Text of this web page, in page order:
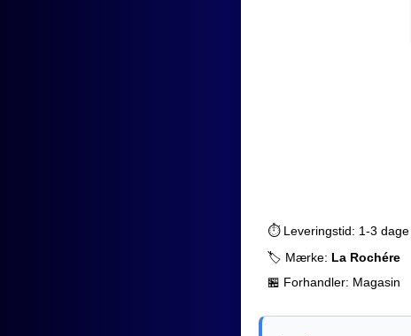
⏱️ Leveringstid: 1-3 dage
🏷️ Mærke: La Rochére
🏪 Forhandler: Magasin